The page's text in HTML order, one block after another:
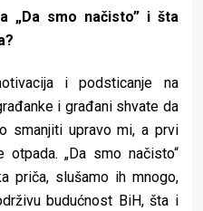
„Da smo načisto” i šta
i podsticanje na
i građani shvate da
smanjiti upravo mi, a prvi
otpada. „Da smo načisto“
priča, slušamo ih mnogo,
budućnost BiH, šta i